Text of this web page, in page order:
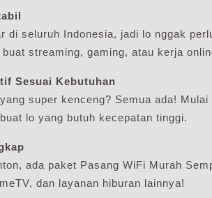
di seluruh Indonesia, jadi lo nggak
streaming, gaming, atau kerja
Sesuai Kebutuhan
super kenceng? Semua ada! Mulai
lo yang butuh kecepatan tinggi.
ada paket Pasang WiFi Murah
dan layanan hiburan lainnya!